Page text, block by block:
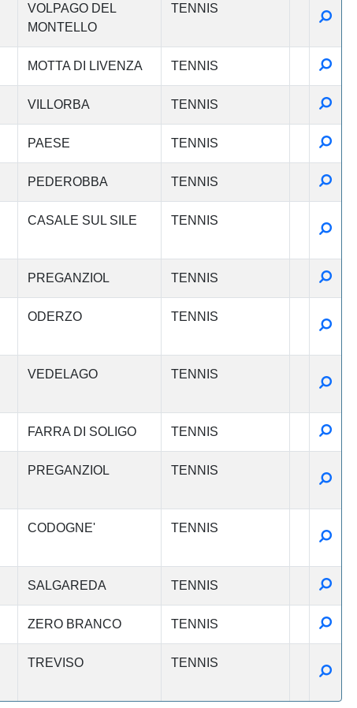
VOLPAGO DEL
MONTELLO
TENNIS
MOTTA DI LIVENZA TENNIS
VILLORBA TENNIS
PAESE TENNIS
PEDEROBBA TENNIS
CASALE SUL SILE TENNIS
PREGANZIOL TENNIS
ODERZO TENNIS
VEDELAGO TENNIS
FARRA DI SOLIGO TENNIS
PREGANZIOL TENNIS
CODOGNE' TENNIS
SALGAREDA TENNIS
ZERO BRANCO TENNIS
TREVISO TENNIS